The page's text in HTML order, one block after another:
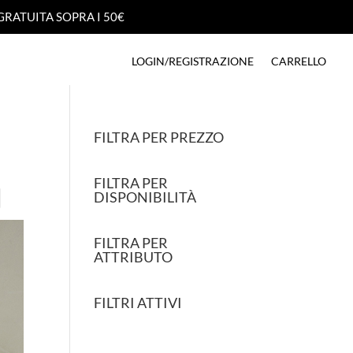
SOPRA I 50€
SOPRA I 50€
LOGIN/REGISTRAZIONE CARRELLO
LOGIN/REGISTRAZIONE CARRELLO
FILTRA PER PREZZO
FILTRA PER
DISPONIBILITÀ
FILTRA PER
ATTRIBUTO
FILTRI ATTIVI